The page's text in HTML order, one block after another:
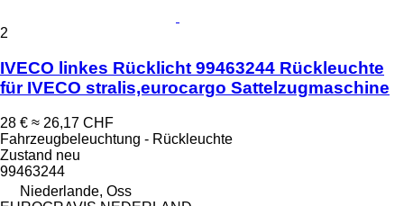
2
IVECO linkes Rücklicht 99463244 Rückleuchte
für IVECO stralis,eurocargo Sattelzugmaschine
28 € ≈ 26,17 CHF
Fahrzeugbeleuchtung - Rückleuchte
Zustand neu
99463244
Niederlande, Oss